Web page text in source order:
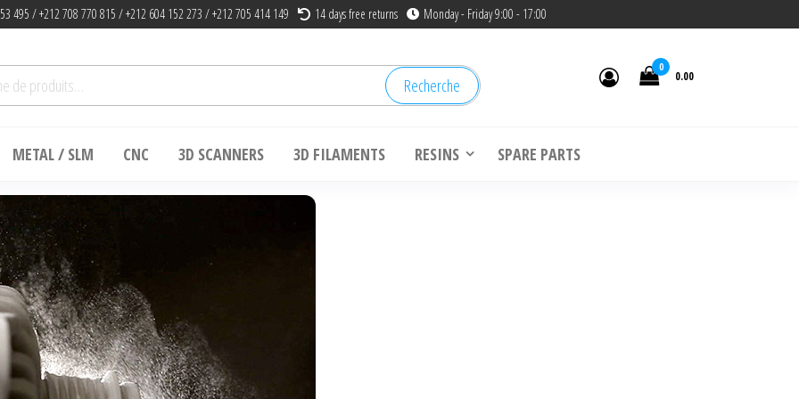
495 / +212 708 770 815 / +212 604 152 273 / +212 705 414 149 14 days free returns Monday - Friday 9:00 - 17:00
Recherche
0
0.00
METAL / SLM CNC 3D SCANNERS 3D FILAMENTS RESINS SPARE PARTS